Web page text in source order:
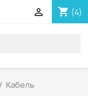
shopping_cart (4)

Кабель